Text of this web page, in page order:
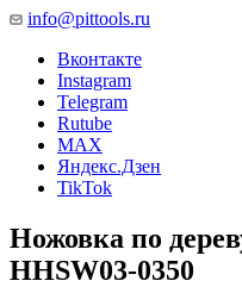
info@pittools.ru
Вконтакте
Instagram
Telegram
Rutube
MAX
Яндекс.Дзен
TikTok
Ножовка по
HHSW03-0350